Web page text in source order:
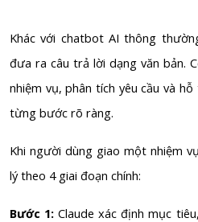
Khác với chatbot AI thông
đưa ra câu trả lời dạng văn bản.
nhiệm vụ, phân tích yêu cầu và
từng bước rõ ràng.
Khi người dùng giao một nhiệm
lý theo 4 giai đoạn chính:
Bước 1:Claude xác định mục